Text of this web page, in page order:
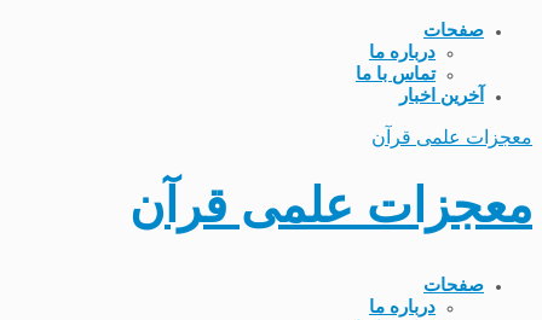
صفحات
درباره ما
تماس با ما
آخرین اخبار
معجزات علمی قرآن
معجزات علمی قرآن
صفحات
درباره ما